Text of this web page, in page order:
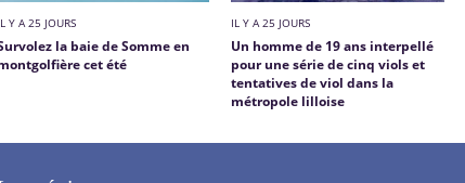
Y A 25 JOURS
la baie de Somme en
cet été
IL Y A 25 JOURS
Un homme de 19 ans interpellé
pour une série de cinq viols et
tentatives de viol dans la
métropole lilloise